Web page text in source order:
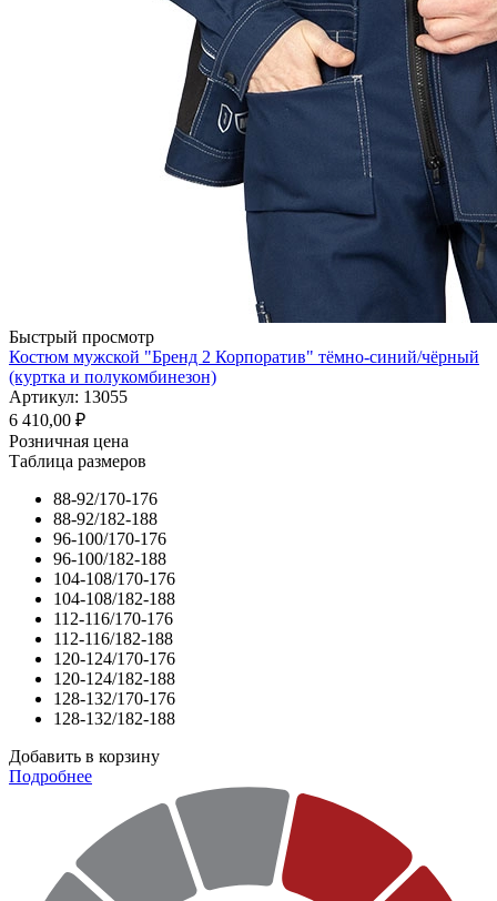
Быстрый просмотр
Костюм мужской "Бренд 2 Корпоратив" тёмно-синий/чёрный
(куртка и полукомбинезон)
Артикул: 13055
6 410,00 ₽
Розничная цена
Таблица размеров
88-92/170-176
88-92/182-188
96-100/170-176
96-100/182-188
104-108/170-176
104-108/182-188
112-116/170-176
112-116/182-188
120-124/170-176
120-124/182-188
128-132/170-176
128-132/182-188
Добавить в корзину
Подробнее